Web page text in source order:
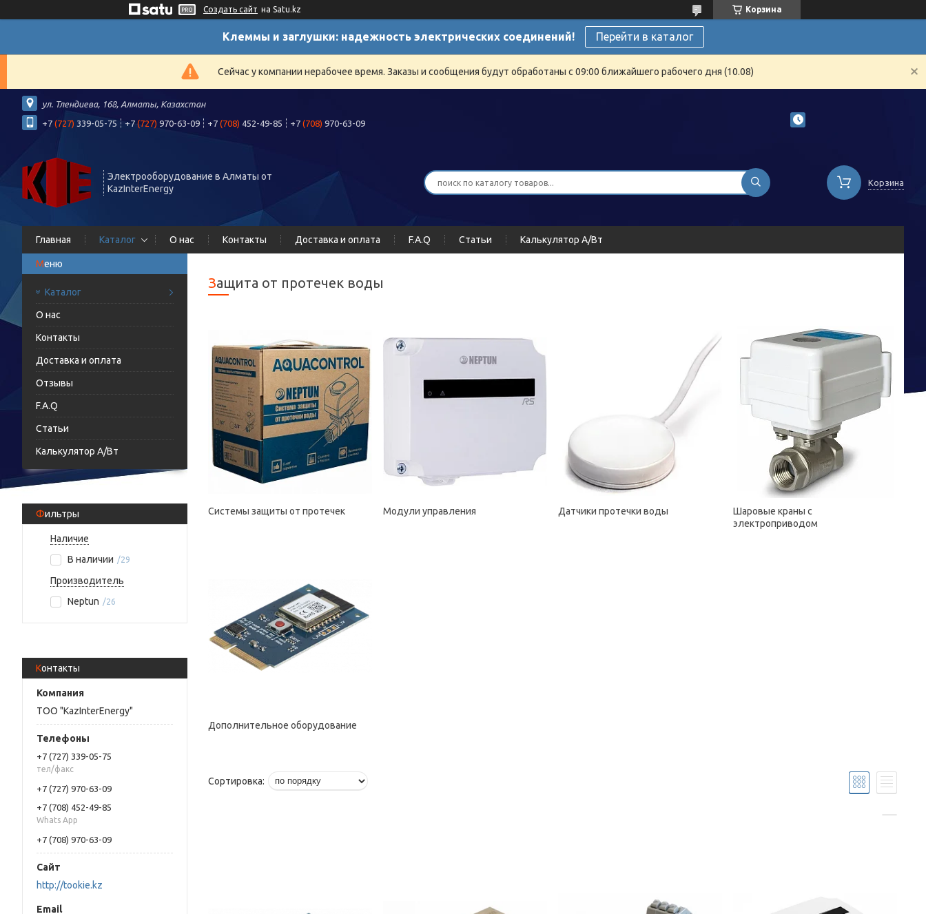
Создать сайт на Satu.kz Корзина
Клеммы и заглушки: надежность электрических соединений! Перейти в каталог
Сейчас у компании нерабочее время. Заказы и сообщения будут обработаны с 09:00 ближайшего рабочего дня (10.08)
ул. Тлендиева, 168, Алматы, Казахстан
+7 (727) 339-05-75 +7 (727) 970-63-09 +7 (708) 452-49-85 +7 (708) 970-63-09
Электрооборудование в Алматы от
KazInterEnergy
Корзина
Главная Каталог О нас Контакты Доставка и оплата F.A.Q Статьи Калькулятор А/Вт
Каталог
О нас
Контакты
Доставка и оплата
Отзывы
F.A.Q
Статьи
Калькулятор А/Вт
Фильтры
Наличие
В наличии
29
Производитель
Neptun
26
Контакты
ТОО "KazInterEnergy"
+7 (727) 339-05-75
тел/факс
+7 (727) 970-63-09
+7 (708) 452-49-85
Whats App
+7 (708) 970-63-09
http://tookie.kz
Защита от протечек воды
Системы защиты от протечек Модули управления Датчики протечки воды
Шаровые краны с
электроприводом
Дополнительное оборудование